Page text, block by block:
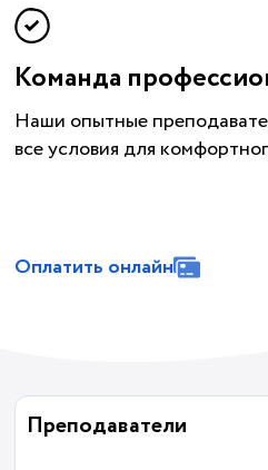
Команда
Наши опытные
все условия для
Оплатить онлайн
Преподаватели